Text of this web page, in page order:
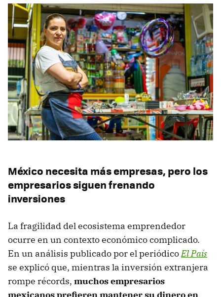
México necesita más empresas, pero los
empresarios siguen frenando
inversiones
La fragilidad del ecosistema emprendedor
ocurre en un contexto económico complicado.
En un análisis publicado por el periódicoEl País
se explicó que, mientras la inversión extranjera
rompe récords, muchos empresarios